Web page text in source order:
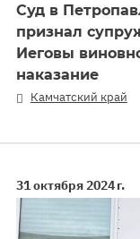
Суд в
признал
Иеговы
наказание
Камчатский край
31 октября 2024 г.